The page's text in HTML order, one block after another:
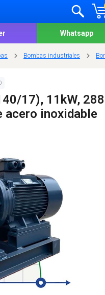
Whatsapp
Bombas industriales
17), 11kW,
acero inoxidable